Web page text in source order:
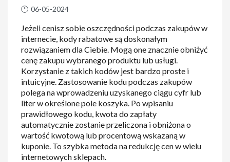
06-05-2024
Jeżeli cenisz sobie oszczędności podczas zakupów w
internecie, kody rabatowe są doskonałym
rozwiązaniem dla Ciebie. Mogą one znacznie obniżyć
cenę zakupu wybranego produktu lub usługi.
Korzystanie z takich kodów jest bardzo proste i
intuicyjne. Zastosowanie kodu podczas zakupów
polega na wprowadzeniu uzyskanego ciągu cyfr lub
liter w określone pole koszyka. Po wpisaniu
prawidłowego kodu, kwota do zapłaty
automatycznie zostanie przeliczona i obniżona o
wartość kwotową lub procentową wskazaną w
kuponie. To szybka metoda na redukcję cen w wielu
internetowych sklepach.